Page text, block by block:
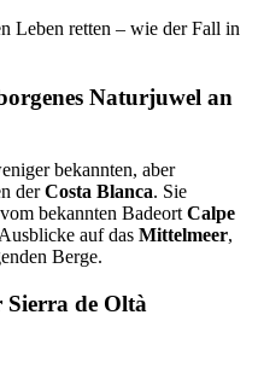
Leben retten – wie der Fall in
Naturjuwel an
bekannten, aber
derCosta Blanca. Sie
bekannten BadeortCalpe
auf das Mittelmeer,
Berge.
Sierra de Oltà